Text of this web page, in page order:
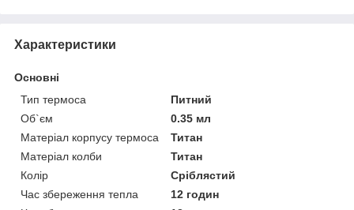
Характеристики
Основні
Тип термоса
Питний
Об`єм
0.35 мл
Матеріал корпусу термоса
Титан
Матеріал колби
Титан
Колір
Сріблястий
Час збереження тепла
12 годин